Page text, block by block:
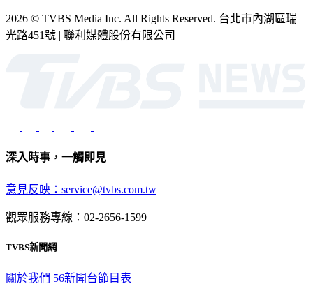
2026 © TVBS Media Inc. All Rights Reserved. 台北市內湖區瑞
光路451號 | 聯利媒體股份有限公司
深入時事，一觸即見
意見反映：service@tvbs.com.tw
觀眾服務專線：02-2656-1599
TVBS新聞網
關於我們 56新聞台節目表